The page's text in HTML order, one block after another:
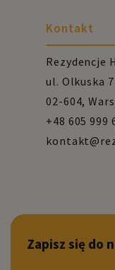
Kontakt
Rezydencje
ul. Olkuska 7
02-604,
+48 605 999
Zapisz się do